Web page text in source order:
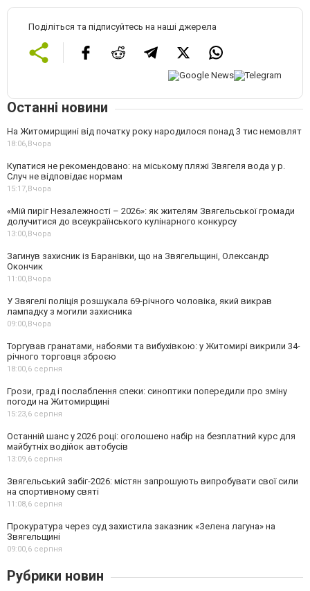
Поділіться та підписуйтесь на наші джерела
Останні новини
На Житомирщині від початку року народилося понад 3 тис немовлят
18:06, Вчора
Купатися не рекомендовано: на міському пляжі Звягеля вода у р.
Случ не відповідає нормам
15:17, Вчора
«Мій пиріг Незалежності – 2026»: як жителям Звягельської громади
долучитися до всеукраїнського кулінарного конкурсу
13:00, Вчора
Загинув захисник із Баранівки, що на Звягельщині, Олександр
Окончик
11:00, Вчора
У Звягелі поліція розшукала 69-річного чоловіка, який викрав
лампадку з могили захисника
09:00, Вчора
Торгував гранатами, набоями та вибухівкою: у Житомирі викрили 34-
річного торговця зброєю
18:00,6 серпня
Грози, град і послаблення спеки: синоптики попередили про зміну
погоди на Житомирщині
15:23,6 серпня
Останній шанс у 2026 році: оголошено набір на безплатний курс для
майбутніх водійок автобусів
13:09,6 серпня
Звягельський забіг-2026: містян запрошують випробувати свої сили
на спортивному святі
11:08,6 серпня
Прокуратура через суд захистила заказник «Зелена лагуна» на
Звягельщині
09:00,6 серпня
Рубрики новин